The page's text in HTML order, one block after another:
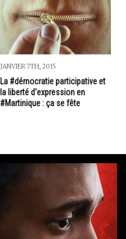
JANVIER 7TH, 2015
La #démocratie participative et
la liberté d'expression en
#Martinique : ça se fête